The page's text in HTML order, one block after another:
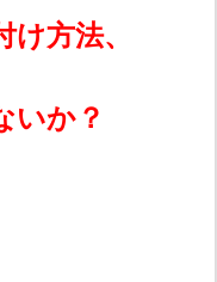
方法、
いか？